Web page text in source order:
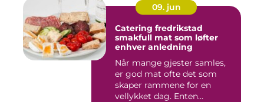
09. jun
Catering fredrikstad
smakfull mat som løfter
enhver anledning
Når mange gjester samles,
er god mat ofte det som
skaper rammene for en
vellykket dag. Enten